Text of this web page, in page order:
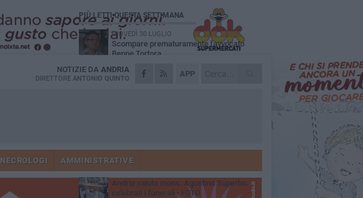
APP
NOTIZIE DA ANDRIA
DIRETTORE ANTONIO QUINTO
NECROLOGI AMMINISTRATIVE
PIÙ LETTI QUESTA SETTIMANA
GIOVEDÌ 30 LUGLIO
Scompare prematuramente l'avvocato
Beppe Tortora
MARTEDÌ 4 AGOSTO
Cattivo odore dall’abitazione, la macabra
"3 vite. 2 impegni. 1 strada": ad Andria
l'evento per ricordare Sandro, Antonio e
MARTEDÌ 4 AGOSTO
Andria saluta mons. Agostino Superbo:
celebrati i funerali - FOTO